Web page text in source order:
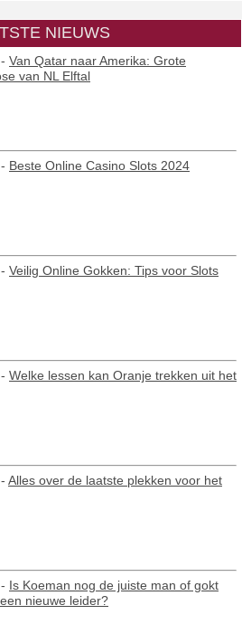
NIEUWS
- Van Qatar naar Amerika: Grote
van NL Elftal
- Beste Online Casino Slots 2024
- Veilig Online Gokken: Tips voor Slots
- Welke lessen kan Oranje trekken uit het
- Alles over de laatste plekken voor het
- Is Koeman nog de juiste man of gokt
nieuwe leider?